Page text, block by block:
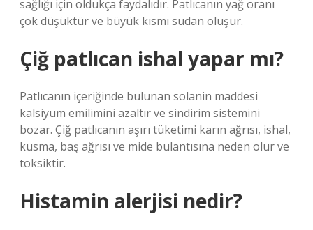
sağlığı için oldukça faydalıdır. Patlıcanın yağ oranı
çok düşüktür ve büyük kısmı sudan oluşur.
Çiğ patlıcan ishal yapar mı?
Patlıcanın içeriğinde bulunan solanin maddesi
kalsiyum emilimini azaltır ve sindirim sistemini
bozar. Çiğ patlıcanın aşırı tüketimi karın ağrısı, ishal,
kusma, baş ağrısı ve mide bulantısına neden olur ve
toksiktir.
Histamin alerjisi nedir?